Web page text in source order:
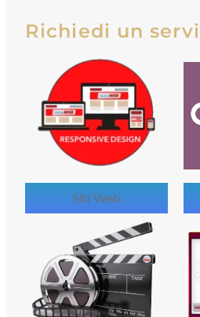
Richiedi un
Siti Web